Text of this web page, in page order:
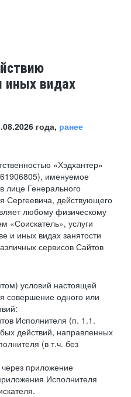
иных видах
года, ранее
«Хэдхантер»
именуемое
лице Генерального
Сергеевича, действующего
любому физическому
«Соискатель», услуги
и иных видах занятости
сервисов Сайтов
условий настоящей
совершение одного или
Исполнителя (п. 1.1.
действий, направленных
(в т.ч. без
приложение
Исполнителя